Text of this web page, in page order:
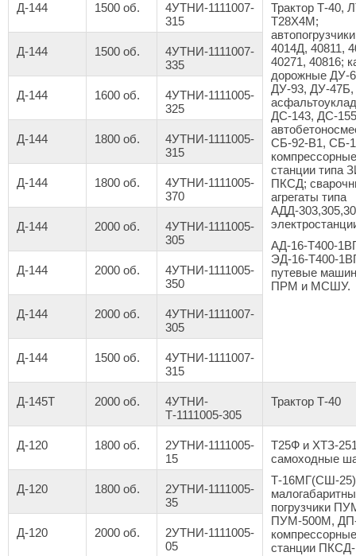
Д-144 1500 об.
4УТНИ-1111007-
315
Трактор Т-40,
Т28Х4М;
автопогрузчики
4014Д, 40811,
40271, 40816;
дорожные ДУ-
ДУ-93, ДУ-
ДС-143, ДС-
СБ-92-В1, СБ-
компрессорные
станции типа
ПКСД;
агрегаты типа
АДД-
АД-16-Т400-
ЭД-16-Т400-
путевые
ПРМ и МСШУ.
Д-144 1500 об.
4УТНИ-1111007-
335
Д-144 1600 об.
4УТНИ-1111005-
325
Д-144 1800 об.
4УТНИ-1111005-
315
Д-144 1800 об.
4УТНИ-1111005-
370
Д-144 2000 об.
4УТНИ-1111005-
305
Д-144 2000 об.
4УТНИ-1111005-
350
Д-144 2000 об.
4УТНИ-1111007-
305
Д-144 1500 об.
4УТНИ-1111007-
315
Д-145T 2000 об.
4УТНИ-
Т-1111005-305
Трактор Т-40
Д-120 1800 об.
2УТНИ-1111005-
15
Т25Ф и ХТЗ-
самоходные
Т-16МГ(СШ-
погрузчики
ПУМ-500М,
компрессорные
станции ПКСД-
Д-120 1800 об.
2УТНИ-1111005-
35
Д-120 2000 об.
2УТНИ-1111005-
05